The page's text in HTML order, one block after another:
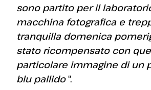
sono partito per il
macchina fotografica e
tranquilla domenica
stato ricompensato con
particolare immagine di un
blu pallido“.